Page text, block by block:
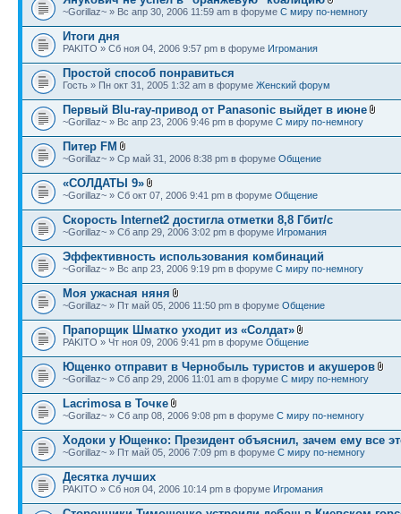
~Gorillaz~ » Вс апр 30, 2006 11:59 am в форуме С миру по-немногу
Итоги дня
PAKITO » Сб ноя 04, 2006 9:57 pm в форуме Игромания
Простой способ понравиться
Гость » Пн окт 31, 2005 1:32 am в форуме Женский форум
Первый Blu-ray-привод от Рanasonic выйдет в июне
~Gorillaz~ » Вс апр 23, 2006 9:46 pm в форуме С миру по-немногу
Питер FM
~Gorillaz~ » Ср май 31, 2006 8:38 pm в форуме Общение
«СОЛДАТЫ 9»
~Gorillaz~ » Сб окт 07, 2006 9:41 pm в форуме Общение
Скорость Internet2 достигла отметки 8,8 Гбит/с
~Gorillaz~ » Сб апр 29, 2006 3:02 pm в форуме Игромания
Эффективность использования комбинаций
~Gorillaz~ » Вс апр 23, 2006 9:19 pm в форуме С миру по-немногу
Моя ужасная няня
~Gorillaz~ » Пт май 05, 2006 11:50 pm в форуме Общение
Прапорщик Шматко уходит из «Солдат»
PAKITO » Чт ноя 09, 2006 9:41 pm в форуме Общение
Ющенко отправит в Чернобыль туристов и акушеров
~Gorillaz~ » Сб апр 29, 2006 11:01 am в форуме С миру по-немногу
Lacrimosa в Точке
~Gorillaz~ » Сб апр 08, 2006 9:08 pm в форуме С миру по-немногу
Ходоки у Ющенко: Президент объяснил, зачем ему все
~Gorillaz~ » Пт май 05, 2006 7:09 pm в форуме С миру по-немногу
Десятка лучших
PAKITO » Сб ноя 04, 2006 10:14 pm в форуме Игромания